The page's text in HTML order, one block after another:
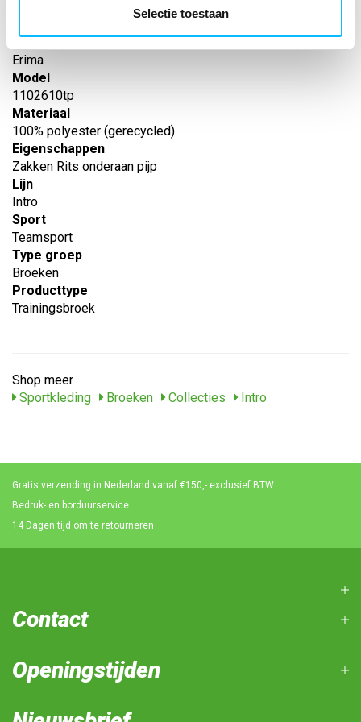
Selectie toestaan
Leverancier
Erima
Model
1102610tp
Materiaal
100% polyester (gerecycled)
Eigenschappen
Zakken Rits onderaan pijp
Lijn
Intro
Sport
Teamsport
Type groep
Broeken
Producttype
Trainingsbroek
Shop meer
Sportkleding
Broeken Collecties Intro
Gratis verzending in Nederland vanaf €150,- exclusief BTW
Bedruk- en borduurservice
14 Dagen tijd om te retourneren
Contact
Openingstijden